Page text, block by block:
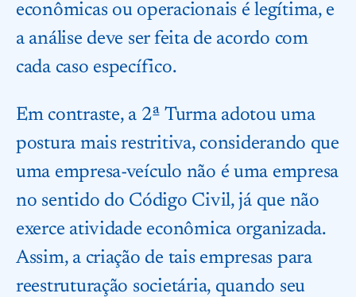
econômicas ou operacionais é legítima, e
a análise deve ser feita de acordo com
cada caso específico.
Em contraste, a 2ª Turma adotou uma
postura mais restritiva, considerando que
uma empresa-veículo não é uma empresa
no sentido do Código Civil, já que não
exerce atividade econômica organizada.
Assim, a criação de tais empresas para
reestruturação societária, quando seu